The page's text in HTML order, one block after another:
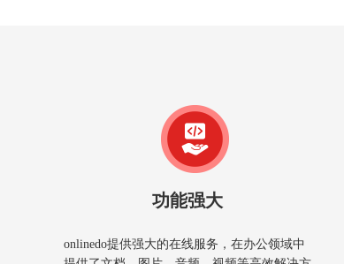
华为P30 Pro OPPO
Mate 20 Pro 加7 Pro
1440 X 3120
功能强大
onlinedo提供强大的在线服务，在办公领域中